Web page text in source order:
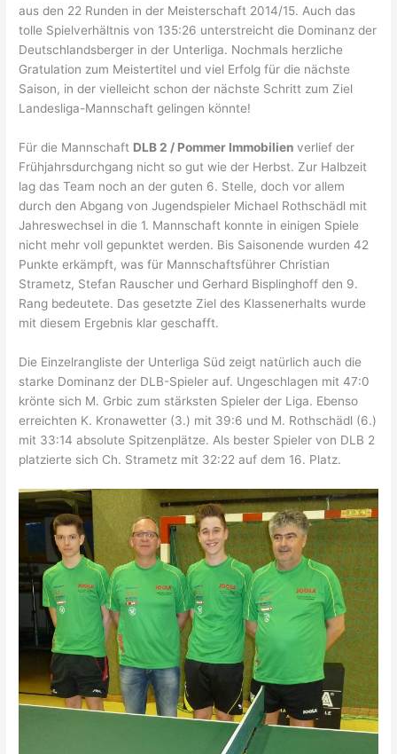
aus den 22 Runden in der Meisterschaft 2014/15. Auch das
tolle Spielverhältnis von 135:26 unterstreicht die Dominanz der
Deutschlandsberger in der Unterliga. Nochmals herzliche
Gratulation zum Meistertitel und viel Erfolg für die nächste
Saison, in der vielleicht schon der nächste Schritt zum Ziel
Landesliga-Mannschaft gelingen könnte!
Für die Mannschaft DLB 2 / Pommer Immobilienverlief der
Frühjahrsdurchgang nicht so gut wie der Herbst. Zur Halbzeit
lag das Team noch an der guten 6. Stelle, doch vor allem
durch den Abgang von Jugendspieler Michael Rothschädl mit
Jahreswechsel in die 1. Mannschaft konnte in einigen Spiele
nicht mehr voll gepunktet werden. Bis Saisonende wurden 42
Punkte erkämpft, was für Mannschaftsführer Christian
Strametz, Stefan Rauscher und Gerhard Bisplinghoff den 9.
Rang bedeutete. Das gesetzte Ziel des Klassenerhalts wurde
mit diesem Ergebnis klar geschafft.
Die Einzelrangliste der Unterliga Süd zeigt natürlich auch die
starke Dominanz der DLB-Spieler auf. Ungeschlagen mit 47:0
krönte sich M. Grbic zum stärksten Spieler der Liga. Ebenso
erreichten K. Kronawetter (3.) mit 39:6 und M. Rothschädl (6.)
mit 33:14 absolute Spitzenplätze. Als bester Spieler von DLB 2
platzierte sich Ch. Strametz mit 32:22 auf dem 16. Platz.